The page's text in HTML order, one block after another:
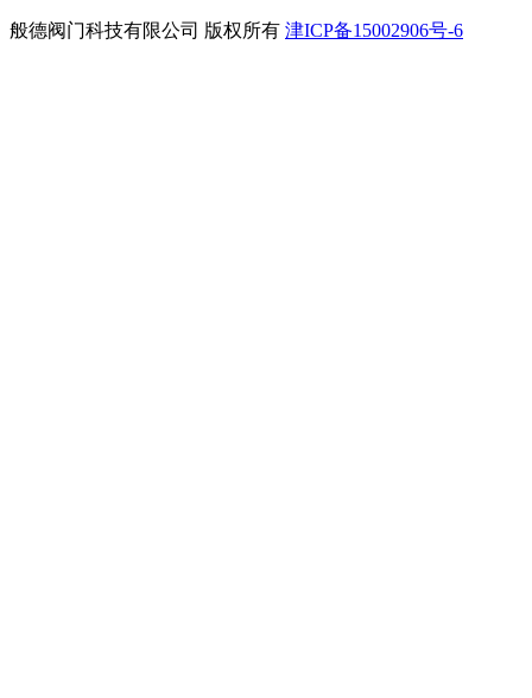
般德阀门科技有限公司 版权所有 津ICP备15002906号-6